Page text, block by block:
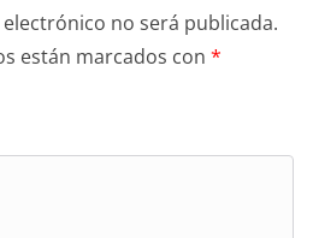
no será publicada.
están marcados con *